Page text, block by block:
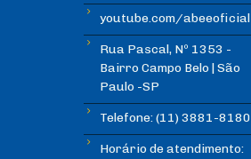
youtube.com/abeeoficial
Rua Pascal, Nº 1353 -
Bairro Campo Belo | São
Paulo -SP
Telefone: (11) 3881-8180
Horário de atendimento: